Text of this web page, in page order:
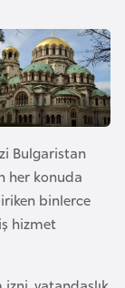
Bulgaristan
her konuda
binlerce
hizmet